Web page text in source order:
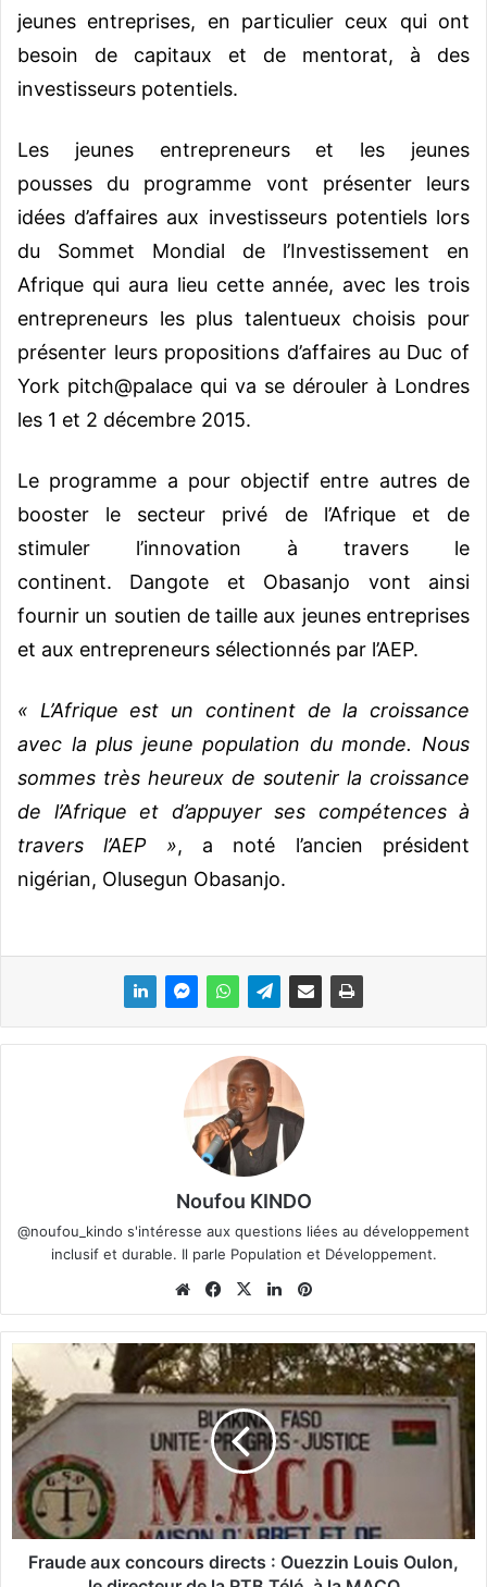
jeunes entreprises, en particulier ceux qui ont
besoin de capitaux et de mentorat, à des
investisseurs potentiels.
Les jeunes entrepreneurs et les jeunes
pousses du programme vont présenter leurs
idées d’affaires aux investisseurs potentiels lors
du Sommet Mondial de l’Investissement en
Afrique qui aura lieu cette année, avec les trois
entrepreneurs les plus talentueux choisis pour
présenter leurs propositions d’affaires au Duc of
York pitch@palace qui va se dérouler à Londres
les 1 et 2 décembre 2015.
Le programme a pour objectif entre autres de
booster le secteur privé de l’Afrique et de
stimuler l’innovation à travers le
continent. Dangote et Obasanjo vont ainsi
fournir un soutien de taille aux jeunes entreprises
et aux entrepreneurs sélectionnés par l’AEP.
« L’Afrique est un continent de la croissance
avec la plus jeune population du monde. Nous
sommes très heureux de soutenir la croissance
de l’Afrique et d’appuyer ses compétences à
travers l’AEP », a noté l’ancien président
nigérian, Olusegun Obasanjo.
Noufou KINDO
@noufou_kindo s'intéresse aux questions liées au développement
inclusif et durable. Il parle Population et Développement.
We
bsi
te
Fa
ce
bo
ok
X
Lin
ke
din
ter
est
F
r
a
u
d
e
a
u
x
Fraude aux concours directs : Ouezzin Louis Oulon,